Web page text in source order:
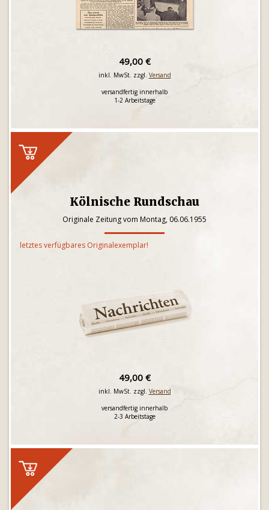
49,00 €
inkl. MwSt. zzgl. Versand
versandfertig innerhalb
1-2 Arbeitstage
Kölnische Rundschau
Originale Zeitung vom Montag, 06.06.1955
letztes verfügbares Originalexemplar!
49,00 €
inkl. MwSt. zzgl. Versand
versandfertig innerhalb
2-3 Arbeitstage